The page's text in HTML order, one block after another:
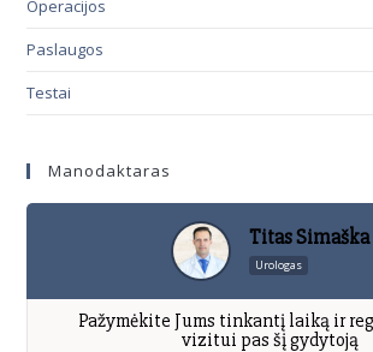
Operacijos
Paslaugos
Testai
Manodaktaras
Titas Simaška
Urologas
Pažymėkite Jums tinkantį laiką ir
vizitui pas šį gydytoją